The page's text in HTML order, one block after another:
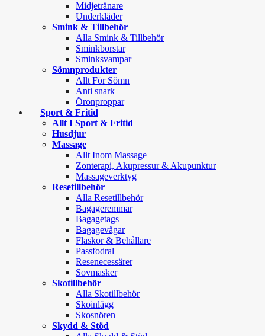
Midjetränare
Underkläder
Smink & Tillbehör
Alla Smink & Tillbehör
Sminkborstar
Sminksvampar
Sömnprodukter
Allt För Sömn
Anti snark
Öronproppar
Sport & Fritid
Allt I Sport & Fritid
Husdjur
Massage
Allt Inom Massage
Zonterapi, Akupressur & Akupunktur
Massageverktyg
Resetillbehör
Alla Resetillbehör
Bagageremmar
Bagagetags
Bagagevågar
Flaskor & Behållare
Passfodral
Resenecessärer
Sovmasker
Skotillbehör
Alla Skotillbehör
Skoinlägg
Skosnören
Skydd & Stöd